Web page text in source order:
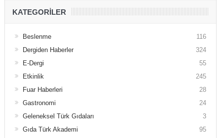
KATEGORILER
Beslenme
116
Dergiden Haberler
324
E-Dergi
55
Etkinlik
245
Fuar Haberleri
28
Gastronomi
24
Geleneksel Türk Gıdaları
3
Gıda Türk Akademi
95